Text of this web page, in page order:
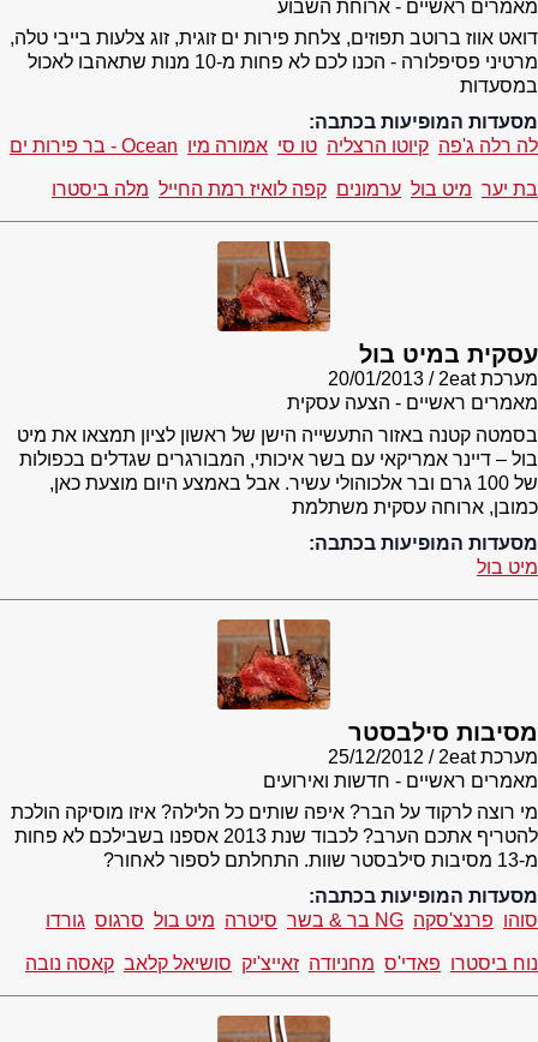
מאמרים ראשיים - ארוחת השבוע
דואט אווז ברוטב תפוזים, צלחת פירות ים זוגית, זוג צלעות בייבי טלה,
מרטיני פסיפלורה - הכנו לכם לא פחות מ-10 מנות שתאהבו לאכול
במסעדות
מסעדות המופיעות בכתבה:
לה רלה ג'פה קיוטו הרצליה טו סי אמורה מיו Ocean - בר פירות ים
בת יער מיט בול ערמונים קפה לואיז רמת החייל מלה ביסטרו
עסקית במיט בול
מערכת 2eat
20/01/2013
מאמרים ראשיים - הצעה עסקית
בסמטה קטנה באזור התעשייה הישן של ראשון לציון תמצאו את מיט
בול – דיינר אמריקאי עם בשר איכותי, המבורגרים שגדלים בכפולות
של 100 גרם ובר אלכוהולי עשיר. אבל באמצע היום מוצעת כאן,
כמובן, ארוחה עסקית משתלמת
מסעדות המופיעות בכתבה:
מיט בול
מסיבות סילבסטר
מערכת 2eat
25/12/2012
מאמרים ראשיים - חדשות ואירועים
מי רוצה לרקוד על הבר? איפה שותים כל הלילה? איזו מוסיקה הולכת
להטריף אתכם הערב? לכבוד שנת 2013 אספנו בשבילכם לא פחות
מ-13 מסיבות סילבסטר שוות. התחלתם לספור לאחור?
מסעדות המופיעות בכתבה:
סוהו פרנצ'סקה NG בר & בשר סיטרה מיט בול סרגוס גורדו
נוח ביסטרו פאדי'ס מחניודה זאייצ'יק סושיאל קלאב קאסה נובה